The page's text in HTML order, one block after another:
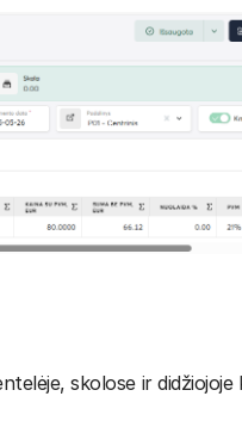
skolose ir didžiojoje